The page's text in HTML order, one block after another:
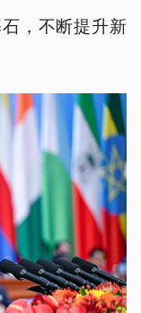
，不断提升新